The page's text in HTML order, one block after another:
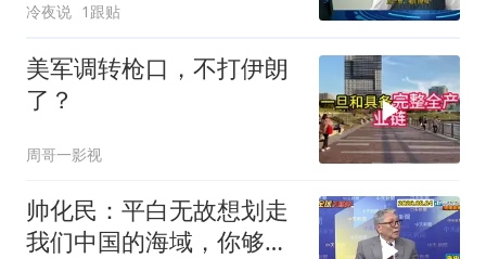
贴上了，欧洲还排着队求
合作
冷夜说 1跟贴
美军调转枪口，不打伊朗
了？
周哥一影视
帅化民：平白无故想划走
我们中国的海域，你够格